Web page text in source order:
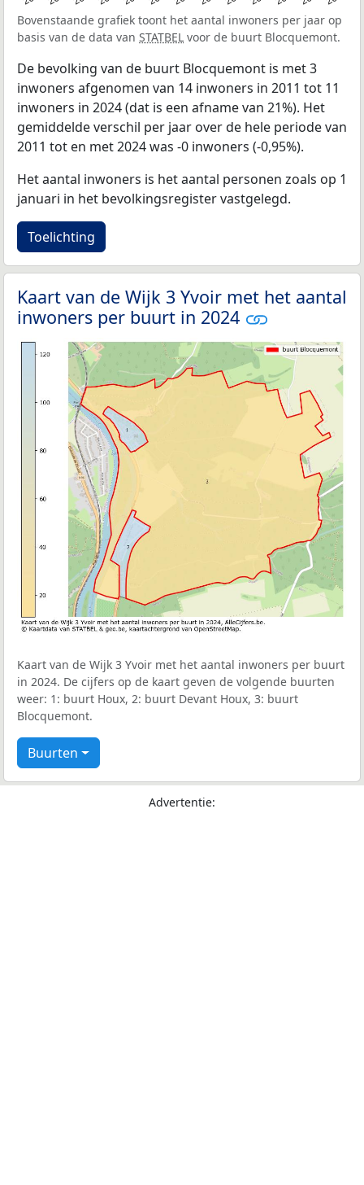
Bovenstaande grafiek toont het aantal inwoners per jaar op
basis van de data van STATBEL voor de buurt Blocquemont.
De bevolking van de buurt Blocquemont is met 3
inwoners afgenomen van 14 inwoners in 2011 tot 11
inwoners in 2024 (dat is een afname van 21%). Het
gemiddelde verschil per jaar over de hele periode van
2011 tot en met 2024 was -0 inwoners (-0,95%).
Het aantal inwoners is het aantal personen zoals op 1
januari in het bevolkingsregister vastgelegd.
Toelichting
Kaart van de Wijk 3 Yvoir met het aantal
inwoners per buurt in 2024
Kaart van de Wijk 3 Yvoir met het aantal inwoners per buurt
in 2024. De cijfers op de kaart geven de volgende buurten
weer: 1: buurt Houx, 2: buurt Devant Houx, 3: buurt
Blocquemont.
Buurten
Advertentie: